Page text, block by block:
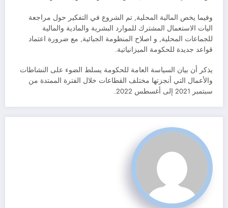
وفيما يخص المالية المحلية, تم الشروع في التفكير حول مراجعة
اليات الاستعمال المشترك للموارد البشرية والمادية والمالية
للجماعات المحلية, و اصلاح المنظومة الجبائية, مع ضرورة اعتماد
قواعد جديدة للحكومة الميزانياتية.
يذكر أن بيان السياسة العامة للحكومة يسلط الضوء على النشاطات
والأعمال التي أنجزتها مختلف القطاعات خلال الفترة الممتدة من
سبتمبر 2021 إلى أغسطس 2022.